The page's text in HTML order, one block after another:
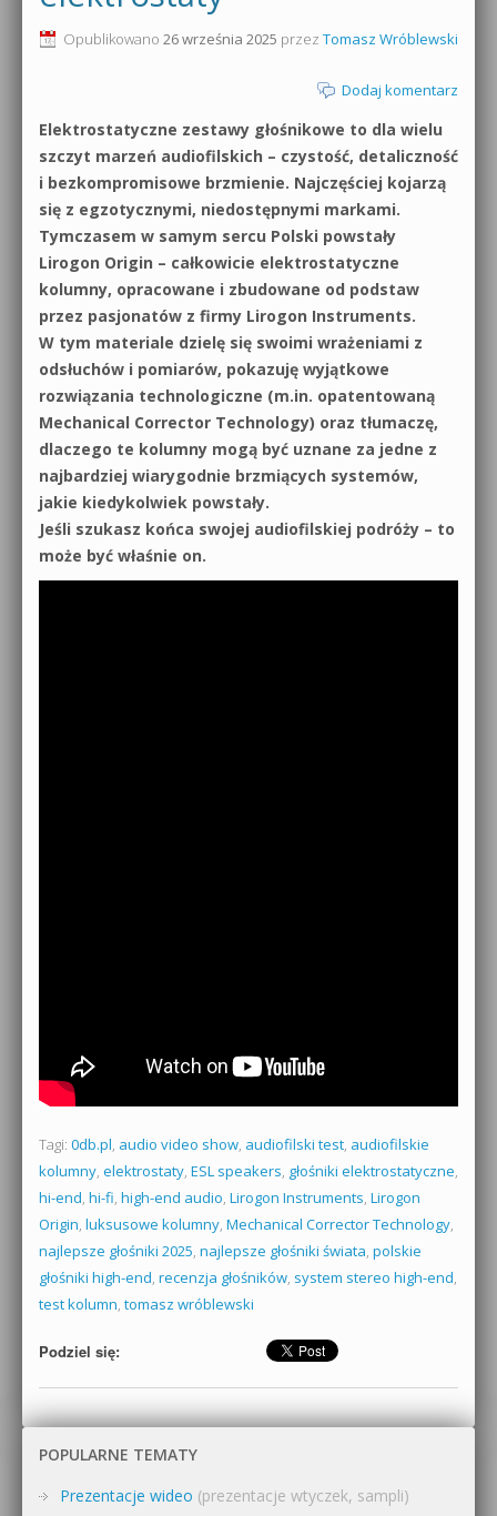
Produkcja muzyczna od podstaw
Sound Forge od podstaw
Dubstep z syntezatorem Massive
Kontakt 5 Kompendium
Pakiety
0dB.pl - informacje
Materiały dla mediów
Archiwum aktualności
Polityka prywatności
Regulamin
Działanie sklepu internetowego
Wyszukiwanie
Opublikowano 26 września 2025 przez Tomasz Wróblewski
Dodaj komentarz
Elektrostatyczne zestawy głośnikowe to dla wielu
szczyt marzeń audiofilskich – czystość, detaliczność
i bezkompromisowe brzmienie. Najczęściej kojarzą
się z egzotycznymi, niedostępnymi markami.
Tymczasem w samym sercu Polski powstały
Lirogon Origin – całkowicie elektrostatyczne
kolumny, opracowane i zbudowane od podstaw
przez pasjonatów z firmy Lirogon Instruments.
W tym materiale dzielę się swoimi wrażeniami z
odsłuchów i pomiarów, pokazuję wyjątkowe
rozwiązania technologiczne (m.in. opatentowaną
Mechanical Corrector Technology) oraz tłumaczę,
dlaczego te kolumny mogą być uznane za jedne z
najbardziej wiarygodnie brzmiących systemów,
jakie kiedykolwiek powstały.
Jeśli szukasz końca swojej audiofilskiej podróży – to
może być właśnie on.
Tagi: 0db.pl, audio video show, audiofilski test, audiofilskie
kolumny, elektrostaty, ESL speakers, głośniki elektrostatyczne,
hi-end, hi-fi, high-end audio, Lirogon Instruments, Lirogon
Origin, luksusowe kolumny, Mechanical Corrector Technology,
najlepsze głośniki 2025, najlepsze głośniki świata, polskie
głośniki high-end, recenzja głośników, system stereo high-end,
test kolumn, tomasz wróblewski
Podziel się:
POPULARNE TEMATY
Prezentacje wideo (prezentacje wtyczek, sampli)